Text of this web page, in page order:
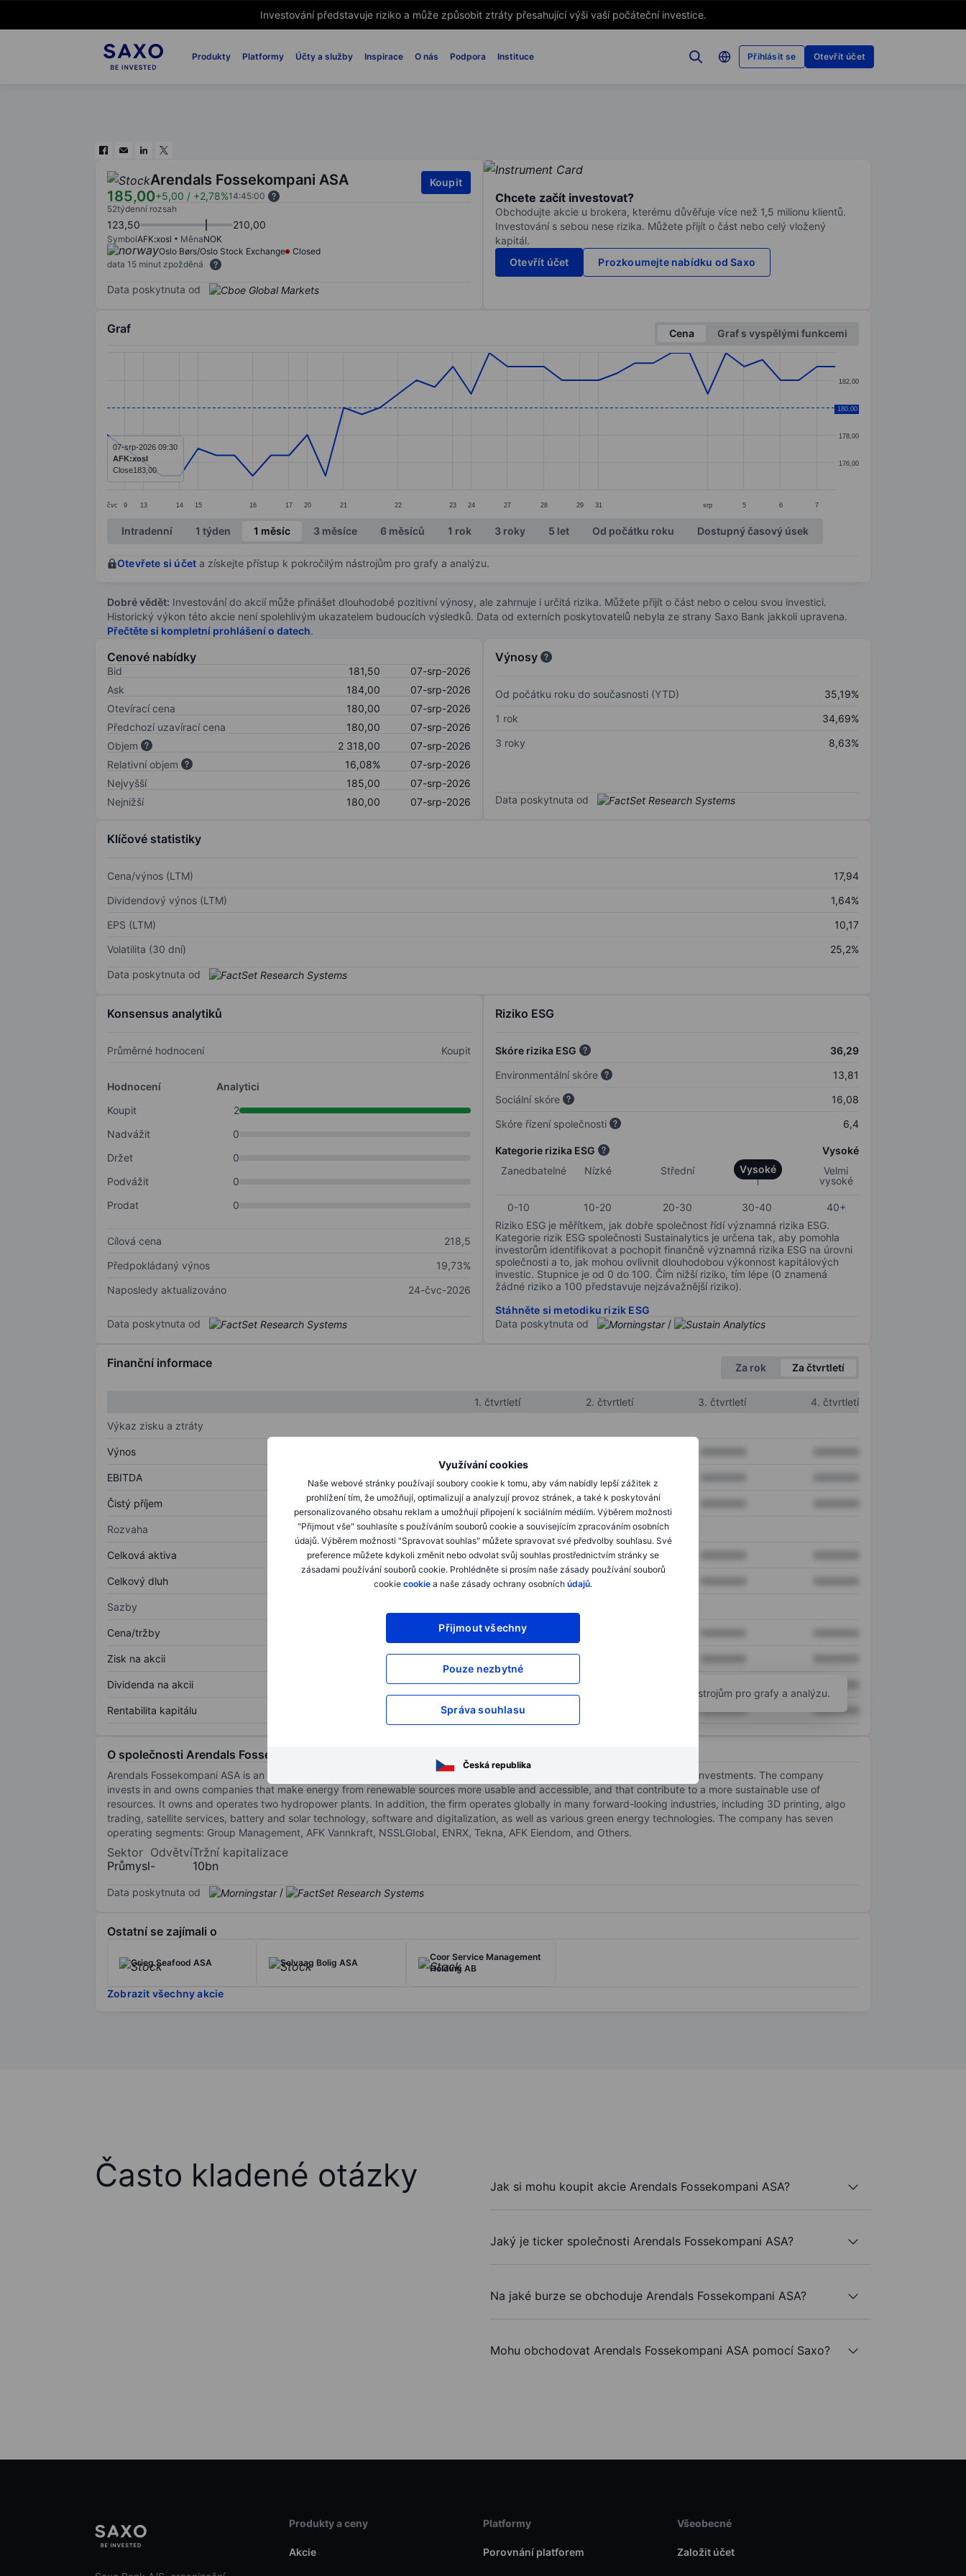
Investování představuje riziko a může způsobit ztráty přesahující výši vaší počáteční investice.
Produkty Platformy Účty a služby Inspirace O nás Podpora Instituce Přihlásit se Otevřít účet
Využívání cookies
Naše webové stránky používají soubory cookie k tomu, aby vám nabídly lepší zážitek z
prohlížení tím, že umožňují, optimalizují a analyzují provoz stránek, a také k poskytování
personalizovaného obsahu reklam a umožňují připojení k sociálním médiím. Výběrem možnosti
"Přijmout vše" souhlasíte s používáním souborů cookie a souvisejícím zpracováním osobních
údajů. Výběrem možnosti "Spravovat souhlas" můžete spravovat své předvolby souhlasu. Své
preference můžete kdykoli změnit nebo odvolat svůj souhlas prostřednictvím stránky se
zásadami používání souborů cookie. Prohlédněte si prosím naše zásady používání souborů
cookie cookie a naše zásady ochrany osobních údajů.
Přijmout všechny
Pouze nezbytné
Správa souhlasu
Česká republika
Arendals Fossekompani ASA
185,00+5,00 / +2,78%14:45:00
Koupit
52týdenní rozsah
123,50 210,00
SymbolAFK:xosl MěnaNOK
Oslo Børs/Oslo Stock Exchange
Closed
data 15 minut zpožděná
Data poskytnuta od
Chcete začít investovat?
Obchodujte akcie u brokera, kterému důvěřuje více než 1,5 milionu klientů.
Investování s sebou nese rizika. Můžete přijít o část nebo celý vložený
kapitál.
Otevřít účet
Prozkoumejte nabídku od Saxo
Graf Cena
Graf s vyspělými funkcemi
The chart has 1 X axis displaying categories.
The chart has 1 Y axis displaying values. Data ranges from 175 to 184.
čvc 9 13 14 15 16 17 20 21 22 23 24 27 28 29 31 srp 5 6 7
176,00
178,00
180,00
182,00
180,00
07-srp-2026 09:30
AFK:xosl
Close183,00
End of interactive chart.
Intradenní 1 týden 1 měsíc 3 měsíce 6 měsíců 1 rok 3 roky 5 let Od počátku roku Dostupný časový úsek
Otevřete si účet a získejte přístup k pokročilým nástrojům pro grafy a analýzu.
Dobré vědět: Investování do akcií může přinášet dlouhodobé pozitivní výnosy, ale zahrnuje i určitá rizika. Můžete přijít o část nebo o celou svou investici.
Historický výkon této akcie není spolehlivým ukazatelem budoucích výsledků. Data od externích poskytovatelů nebyla ze strany Saxo Bank jakkoli upravena.
Přečtěte si kompletní prohlášení o datech.
Cenové nabídky
Bid 181,50
07-srp-2026
Ask
184,00
07-srp-2026
Otevírací cena
180,00
07-srp-2026
Předchozí uzavírací cena
180,00
07-srp-2026
Objem
2 318,00
07-srp-2026
Relativní objem
16,08%
07-srp-2026
Nejvyšší
185,00
07-srp-2026
Nejnižší
180,00 07-srp-2026
Výnosy
Od počátku roku do současnosti (YTD)
35,19%
1 rok
34,69%
3 roky
8,63%
Data poskytnuta od
Klíčové statistiky
Cena/výnos (LTM)
17,94
Dividendový výnos (LTM)
1,64%
EPS (LTM)
10,17
Volatilita (30 dní)
25,2%
Data poskytnuta od
Konsensus analytiků
Průměrné hodnocení Koupit
Hodnocení
Analytici
Koupit
2
Nadvážit
0
Držet
0
Podvážit
0
Prodat
0
Cílová cena
218,5
Předpokládaný výnos
19,73%
Naposledy aktualizováno
24-čvc-2026
Data poskytnuta od
Riziko ESG
Skóre rizika ESG
36,29
Environmentální skóre
13,81
Sociální skóre
16,08
Skóre řízení společnosti
6,4
Kategorie rizika ESG
Vysoké
Zanedbatelné
Nízké Střední Vysoké
Velmi
vysoké
0-10 10-20 20-30 30-40
40+
Riziko ESG je měřítkem, jak dobře společnost řídí významná rizika ESG.
Kategorie rizik ESG společnosti Sustainalytics je určena tak, aby pomohla
investorům identifikovat a pochopit finančně významná rizika ESG na úrovni
společnosti a to, jak mohou ovlivnit dlouhodobou výkonnost kapitálových
investic. Stupnice je od 0 do 100. Čím nižší riziko, tím lépe (0 znamená
žádné riziko a 100 představuje nejzávažnější riziko).
Stáhněte si metodiku rizik ESG
Data poskytnuta od
/
Finanční informace Za rok Za čtvrtletí
1. čtvrtletí 2. čtvrtletí 3. čtvrtletí
4. čtvrtletí
Výkaz zisku a ztráty
Výnos
EBITDA XXXXXXX XXXXXXX
Čistý příjem XXXXXXX XXXXXXX
Rozvaha
Celková aktiva XXXXXXX XXXXXXX
Celkový dluh XXXXXXX XXXXXXX
Sazby
Cena/tržby XXXXXXX
Zisk na akcii XXXXXXX
Dividenda na akcii XXXXXXX
Rentabilita kapitálu XXXXXXX XXXXXXX XXXXXXX
Otevřete si účeta získejte přístup k pokročilým nástrojům pro grafy a analýzu.
O společnosti Arendals Fossekompani ASA
Arendals Fossekompani ASA is an industrial investment company holding several core investments and a portfolio of financial investments. The company
invests in and owns companies that make energy from renewable sources more usable and accessible, and that contribute to a more sustainable use of
resources. It owns and operates two hydropower plants. In addition, the firm operates globally in many forward-looking industries, including 3D printing, algo
trading, satellite services, battery and solar technology, software and digitalization, as well as various green energy technologies. The company has seven
operating segments: Group Management, AFK Vannkraft, NSSLGIobaI, ENRX, Tekna, AFK Eiendom, and Others.
Sektor
Průmysl
Odvětví
-
Tržní kapitalizace
10bn
Data poskytnuta od /
Ostatní se zajímali o
Grieg Seafood ASA Selvaag Bolig ASA
Coor Service Management
Holding AB
Zobrazit všechny akcie
Často kladené otázky Jak si mohu koupit akcie Arendals Fossekompani ASA?
Jaký je ticker společnosti Arendals Fossekompani ASA?
Na jaké burze se obchoduje Arendals Fossekompani ASA?
Mohu obchodovat Arendals Fossekompani ASA pomocí Saxo?
Produkty a ceny
Akcie
Platformy
Porovnání platforem
Všeobecné
Založit účet